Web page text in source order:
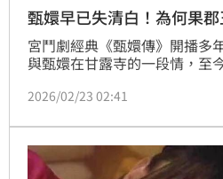
甄嬛早已失清白！為何果
宮鬥劇經典《甄嬛傳》開播多
與甄嬛在甘露寺的一段情，至
果郡王，為何偏偏對曾是「皇
忌之戀背後，那份既感性又充
者唐家興）
2026/02/23 02:41